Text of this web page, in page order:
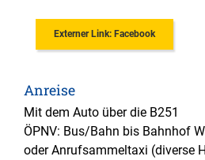
Externer Link: Facebook
Anreise
Mit dem Auto über die B251
ÖPNV: Bus/Bahn bis Bahnhof
oder Anrufsammeltaxi (diverse